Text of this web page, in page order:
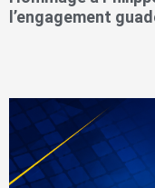
l’engagement